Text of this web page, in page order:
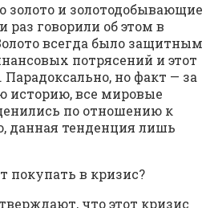
золото и золотодобывающие
говорили об этом в
всегда было защитным
потрясений и этот
но факт — за
историю, все мировые
по отношению к
данная тенденция лишь
что этот кризис